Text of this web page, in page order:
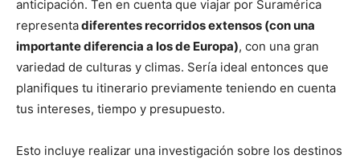
anticipación. Ten en cuenta que viajar por Suramérica
representadiferentes recorridos extensos (con una
importante diferencia a los de Europa), con una gran
variedad de culturas y climas. Sería ideal entonces que
planifiques tu itinerario previamente teniendo en cuenta
tus intereses, tiempo y presupuesto.
Esto incluye realizar una investigación sobre los destinos